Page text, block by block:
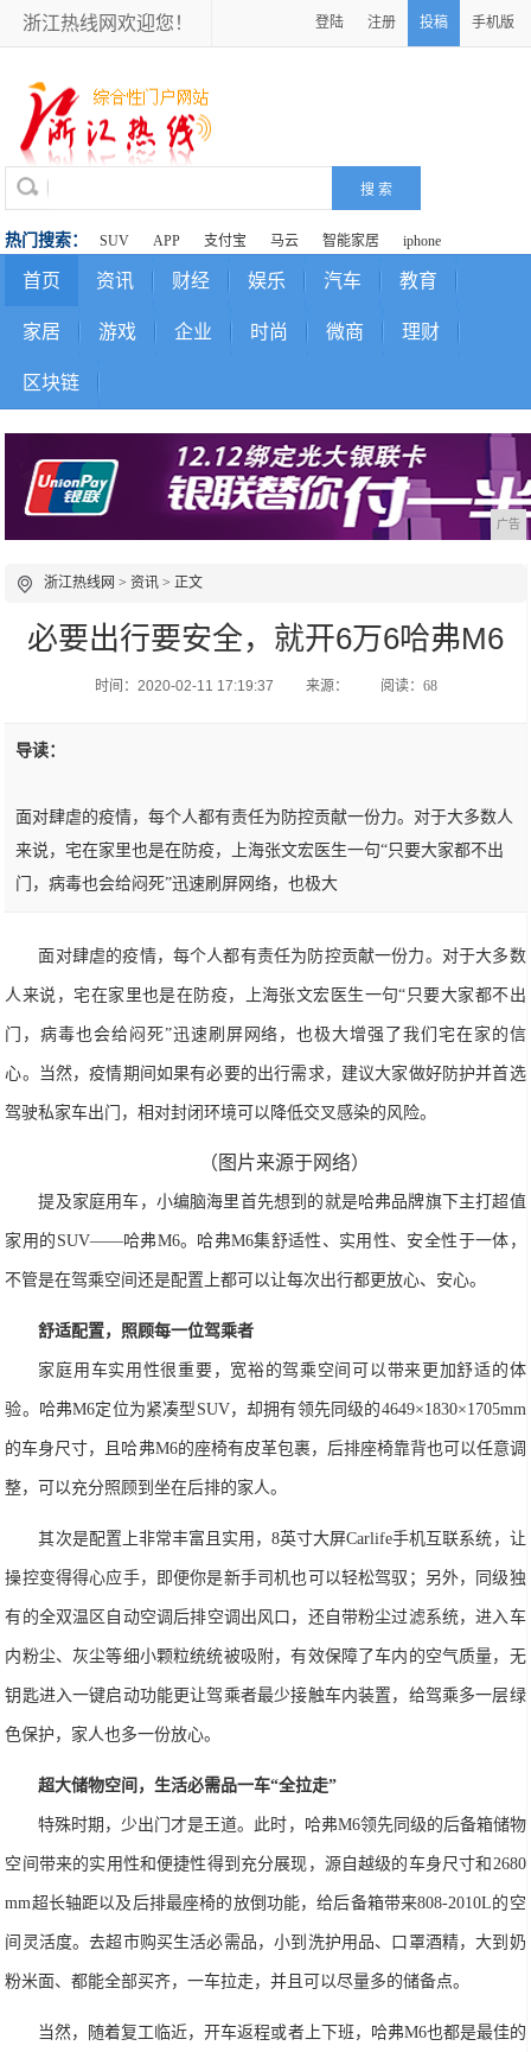
浙江热线网欢迎您！ 登陆 注册 投稿 手机版
热门搜索： SUV APP 支付宝 马云 智能家居 iphone
首页 资讯 财经 娱乐 汽车 教育
家居 游戏 企业 时尚 微商 理财
区块链
广告
浙江热线网 >资讯 > 正文
必要出行要安全，就开6万6哈弗M6
时间：2020-02-11 17:19:37 来源： 阅读：68
导读：
面对肆虐的疫情，每个人都有责任为防控贡献一份力。对于大多数人
来说，宅在家里也是在防疫，上海张文宏医生一句“只要大家都不出
门，病毒也会给闷死”迅速刷屏网络，也极大
面对肆虐的疫情，每个人都有责任为防控贡献一份力。对于大多数
人来说，宅在家里也是在防疫，上海张文宏医生一句“只要大家都不出
门，病毒也会给闷死”迅速刷屏网络，也极大增强了我们 宅在家的信
心。当然，疫情期间如果有必要的出行需求，建议大家做好防护并首选
驾驶私家车出门，相对封闭环境可以降低交叉感染的风险。
（图片来源于网络）
提及家庭用车， 小编脑海里首先想到的就是哈弗品牌旗下主打超值
家用的 SUV——哈弗M6。哈弗M6集舒适性、实用性、安全性于一体 ，
不管是在驾乘空间还是配置上都可以让每次出行都更放心、安心。
舒适配置，照顾每一位驾乘者
家庭用车实用性很重要， 宽裕的驾乘空间可以带来更加舒适的体
验。 哈弗M6定位为紧凑型 SUV，却拥有领先同级的4649×1830×1705mm
的车身尺寸，且哈弗M6的座椅有皮革包裹，后排座椅靠背也可以任意调
整，可以充分照顾到坐在后排的家人。
其次是配置上非常丰富且实用，8英寸大屏Carlife手机互联系统，让
操控变得得心应手，即便你是新手司机也可以轻松驾驭；另外，同级独
有的全双温区自动空调 后排空调出风口，还自带粉尘过滤系统，进入车
内粉尘、灰尘等细小颗粒统统被吸附，有效保障了车内的空气质量，无
钥匙进入一键启动功能更让驾乘者最少接触车内装置，给驾乘多一层绿
色保护，家人也多一份放心。
超大储物空间，生活必需品一车“全拉走”
特殊时期，少出门才是王道。此时，哈弗M6领先同级的后备箱储物
空间 带来的实用性和便捷性得到充分展现，源自越级的车身尺寸和 2680
mm超长轴距以及后排最座椅的放倒功能，给后备箱带来808-2010L的空
间灵活度。去超市购买生活必需品，小到洗护用品、口罩酒精，大到奶
粉米面、都能全部买齐，一车拉走，并且可以尽量多的储备点。
当然，随着复工临近，开车返程或者上下班，哈弗M6也都是最佳的